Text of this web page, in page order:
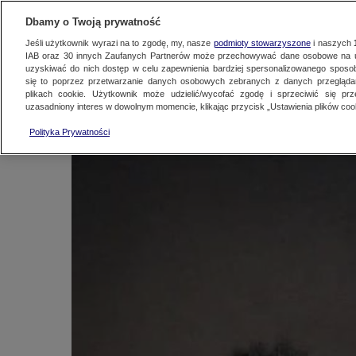
KONTAKT24
Bolid rozświetlił
Kontakt24
Dbamy o Twoją prywatność
Jeśli użytkownik wyrazi na to zgodę, my, nasze podmioty stowarzyszonei naszych
IAB oraz 30innych Zaufanych Partnerów może przechowywać dane osobowe na
uzyskiwać do nich dostęp w celu zapewnienia bardziej spersonalizowanego
się to poprzez przetwarzanie danych osobowych zebranych z danych
plikach cookie. Użytkownik może udzielić/wycofać zgodę i sprzeciwić się
uzasadniony interes w dowolnym momencie, klikając przycisk „Ustawienia plików
Polityka Prywatności